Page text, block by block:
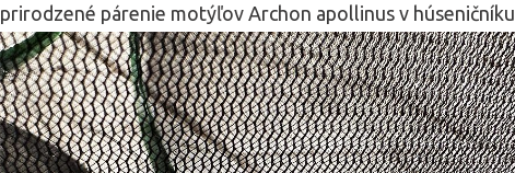
prirodzené párenie motýľov Archon apollinus v húseničníku